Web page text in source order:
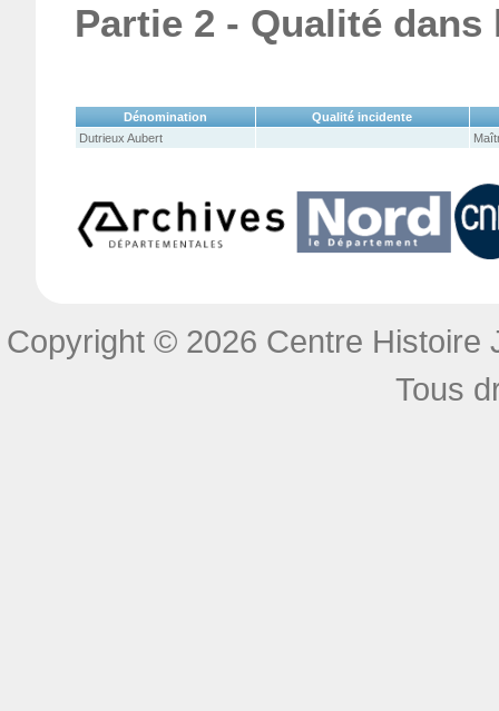
Partie 2 - Qualité
Dénomination
Qualité incidente
Dutrieux Aubert
Copyright © 2026 Centre Histoire
Tous